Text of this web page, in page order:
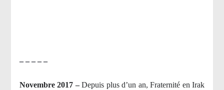
– – – – –
Novembre 2017 –Depuis plus d’un an, Fraternité en Irak